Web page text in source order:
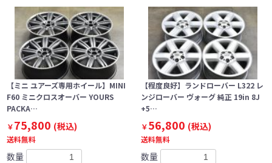
【ミニ ユアーズ専用ホイール】MINI
F60 ミニクロスオーバー YOURS
PACKA…
￥75,800 (税込)
送料無料
数量
【程度良好】ランドローバー L322 レ
ンジローバー ヴォーグ 純正 19in 8J
+5…
￥56,800 (税込)
送料無料
数量